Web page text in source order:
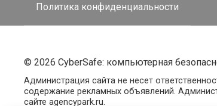
Политика конфиденциальности
© 2026 CyberSafe: компьютерная
Администрация сайта не несет
содержание рекламных объявлений.
сайте agencypark.ru.